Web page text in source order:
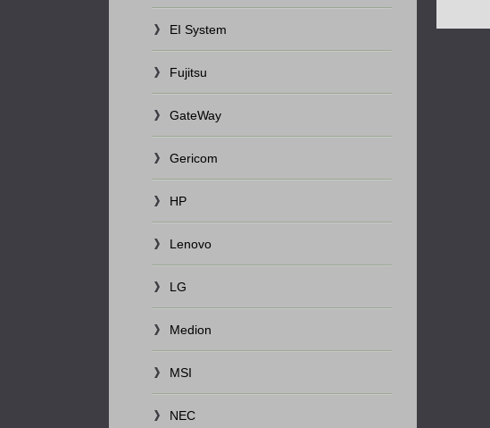
EI System
Fujitsu
GateWay
Gericom
HP
Lenovo
LG
Medion
MSI
NEC